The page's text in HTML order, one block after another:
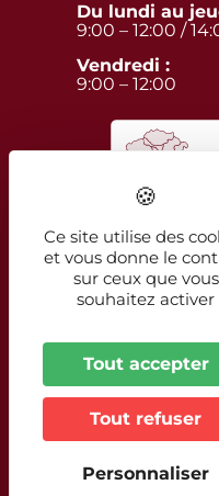
Du lundi au
9:00 – 12:00 /
Vendredi :
9:00 – 12:00
© 2026 - CC
Soultzbach
Ce site utilise des
et vous donne le
sur ceux que vous
souhaitez activer
Tout accepter
Tout refuser
Personnaliser